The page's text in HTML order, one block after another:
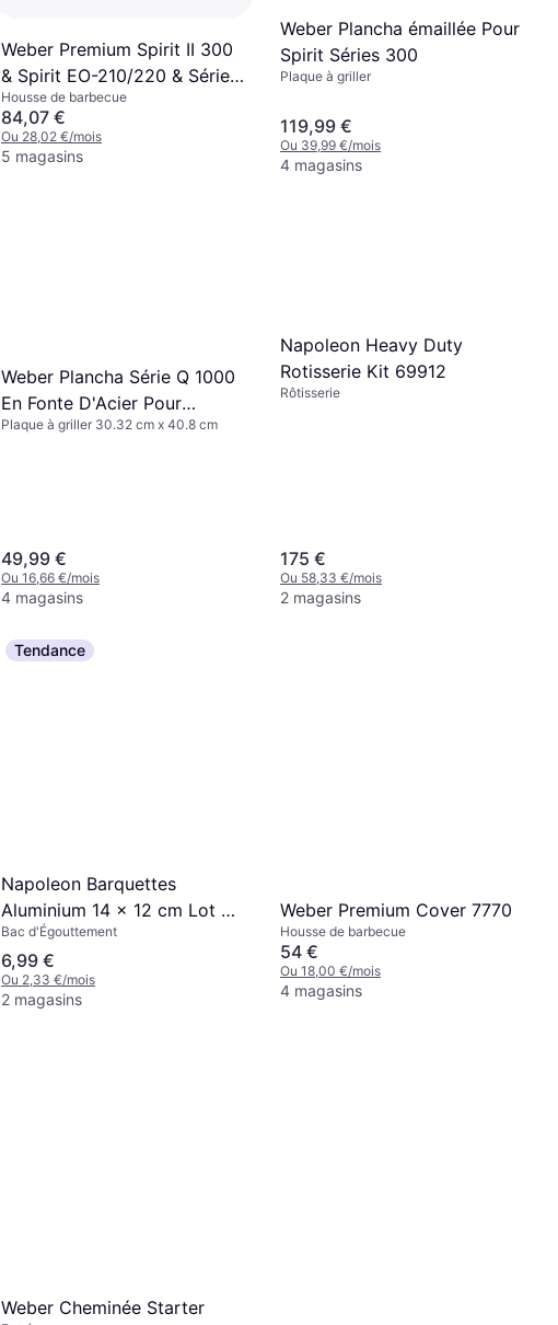
Weber Premium Spirit II 300
& Spirit EO-210/220 & Séries
300 - Blanc
Housse de barbecue
84,07 €
Ou 28,02 €/mois
5 magasins
Weber Plancha émaillée Pour
Spirit Séries 300
Plaque à griller
119,99 €
Ou 39,99 €/mois
4 magasins
Weber Plancha Série Q 1000
En Fonte D'Acier Pour
Barbecue 6558
Plaque à griller 30.32 cm x 40.8 cm
49,99 €
Ou 16,66 €/mois
4 magasins
Napoleon Heavy Duty
Rotisserie Kit 69912
Rôtisserie
175 €
Ou 58,33 €/mois
2 magasins
Tendance
Napoleon Barquettes
Aluminium 14 x 12 cm Lot de
5
Bac d'Égouttement
6,99 €
Ou 2,33 €/mois
2 magasins
Weber Premium Cover 7770
Housse de barbecue
54 €
Ou 18,00 €/mois
4 magasins
Weber Cheminée Starter